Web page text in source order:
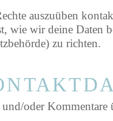
auszuüben
wie wir deine Daten
zu richten.
oder